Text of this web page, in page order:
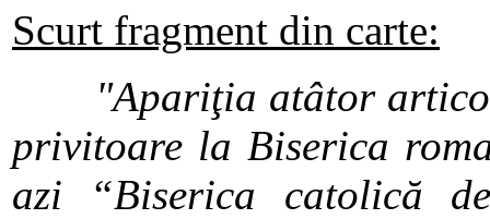
Scurt fragment din carte:
"Apariţia atâtor
privitoare la Biserica
azi “Biserica catolică